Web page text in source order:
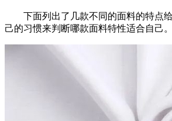
下面列出了几款不同的面料的特点给
己的习惯来判断哪款面料特性适合自己。